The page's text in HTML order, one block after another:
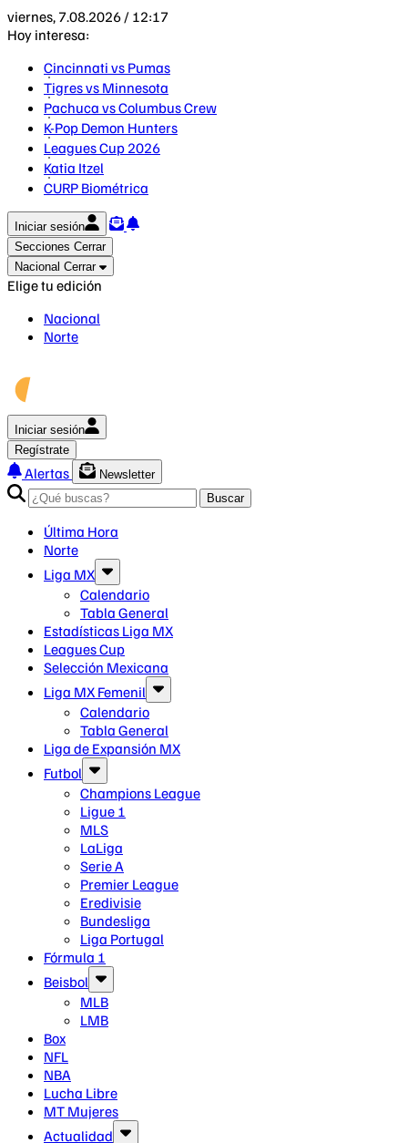
viernes, 7.08.2026 / 12:17
Hoy interesa:
Cincinnati vs Pumas
Tigres vs Minnesota
Pachuca vs Columbus Crew
K-Pop Demon Hunters
Leagues Cup 2026
Katia Itzel
CURP Biométrica
Iniciar sesión
Secciones Cerrar
Nacional Cerrar
Elige tu edición
Nacional
Norte
Iniciar sesión
Regístrate
Alertas
Newsletter
Buscar
Última Hora
Norte
Liga MX
Calendario
Tabla General
Estadísticas Liga MX
Leagues Cup
Selección Mexicana
Liga MX Femenil
Calendario
Tabla General
Liga de Expansión MX
Futbol
Champions League
Ligue 1
MLS
LaLiga
Serie A
Premier League
Eredivisie
Bundesliga
Liga Portugal
Fórmula 1
Beisbol
MLB
LMB
Box
NFL
NBA
Lucha Libre
MT Mujeres
Actualidad